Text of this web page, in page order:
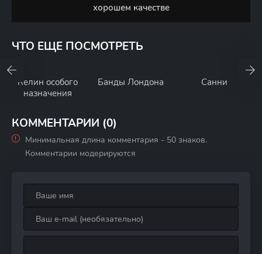
хорошем качестве
ЧТО ЕЩЕ ПОСМОТРЕТЬ
Келин особого
назначения
Банды Лондона Санни
КОММЕНТАРИИ (0)
Минимальная длина комментария - 50 знаков.
Комментарии модерируются